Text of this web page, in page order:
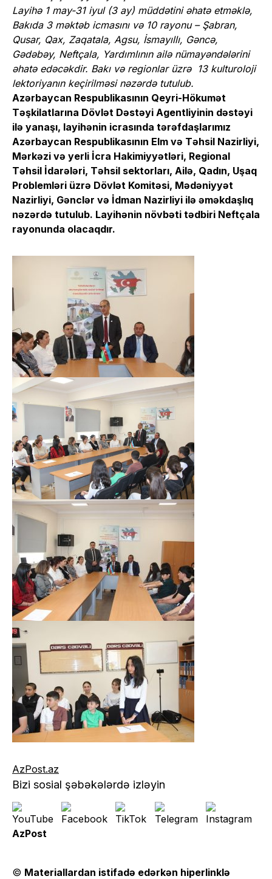
Layihə 1 may-31 iyul (3 ay) müddətini əhatə etməklə,
Bakıda 3 məktəb icmasını və 10 rayonu – Şabran,
Qusar, Qax, Zaqatala, Agsu, İsmayıllı, Gəncə,
Gədəbəy, Neftçala, Yardımlının ailə nümayəndələrini
əhatə edəcəkdir. Bakı və regionlar üzrə 13 kulturoloji
lektoriyanın keçirilməsi nəzərdə tutulub.
Azərbaycan Respublikasının Qeyri-Hökumət
Təşkilatlarına Dövlət Dəstəyi Agentliyinin dəstəyi
ilə yanaşı, layihənin icrasında tərəfdaşlarımız
Azərbaycan Respublikasının Elm və Təhsil Nazirliyi,
Mərkəzi və yerli İcra Hakimiyyətləri, Regional
Təhsil İdarələri, Təhsil sektorları, Ailə, Qadın, Uşaq
Problemləri üzrə Dövlət Komitəsi, Mədəniyyət
Nazirliyi, Gənclər və İdman Nazirliyi ilə əməkdaşlıq
nəzərdə tutulub. Layihənin növbəti tədbiri Neftçala
rayonunda olacaqdır.
AzPost.az
Bizi sosial şəbəkələrdə izləyin
AzPost
© Materiallardan istifadə edərkən hiperlinklə